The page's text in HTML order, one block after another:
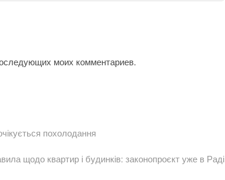
моих комментариев.
похолодання
щодо квартир і будинків: законопроєкт уже в Раді